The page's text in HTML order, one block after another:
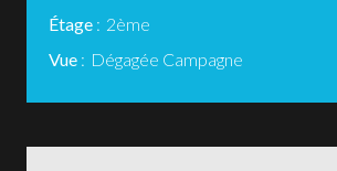
Étage
2ème
Vue
Dégagée Campagne